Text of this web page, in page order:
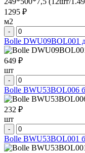
1295 ₽
м2
-
Bolle DWU09BOL001
649 ₽
шт
-
Bolle BWU53BOL006
232 ₽
шт
-
Bolle BWU53BOL001